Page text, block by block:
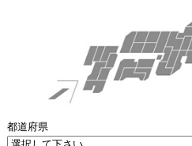
都道府県